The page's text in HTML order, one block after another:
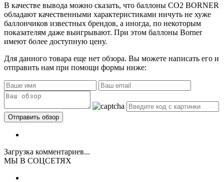
В качестве вывода можно сказать, что баллоны CO2 BORNER
обладают качественными характеристиками ничуть не хуже
баллончиков известных брендов, а иногда, по некоторым
показателям даже выигрывают. При этом баллоны Borner
имеют более доступную цену.
Для данного товара еще нет обзора. Вы можете написать его и
отправить нам при помощи формы ниже:
Загрузка комментариев...
МЫ В СОЦСЕТЯХ